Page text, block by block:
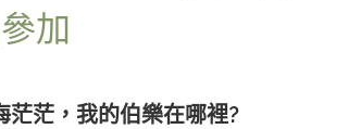
加
茫茫，我的伯樂在哪裡?